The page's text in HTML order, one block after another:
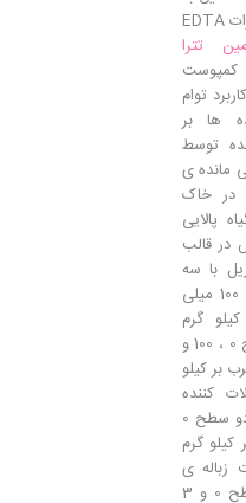
منظور بررسی اثرات EDTA
تترا
کمپوست
توام
ها بر
توسط
مانده ی
در خاک
پالایی
در قالب
با سه
سطح 0 ، 50 و 100 میلی
گرم
خاک و سه سطح 0 ، 100 و
بر کیلو
کننده
های EDTA در دو سطح 0
کیلو گرم
ی
شهری در دو سطح 0 و 3